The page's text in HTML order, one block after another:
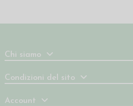
Chi siamo
Condizioni del sito
Account